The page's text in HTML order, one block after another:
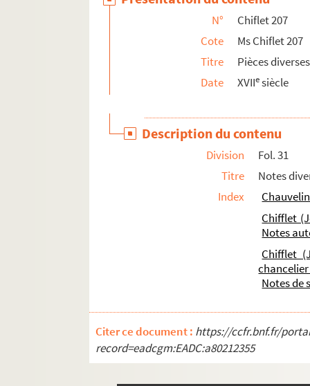
57. « Auctoris elogium et vita » :
61. Lettre écrite par un membre de la
N°
Chiflet 207
Cote
Ms Chiflet 207
Titre
Pièces diverses
Date
XVIIesiècle
Description du contenu
Division
Fol. 31
Titre
Notes
Index
Chifflet
Notes
Chifflet
Notes de
Citer ce document : https://ccfr.bnf.fr/
record=eadcgm:EADC:a80212355